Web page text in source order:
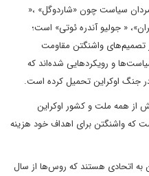
سیاست چون «شاردوگل» ،«
« جولیو آندره ئوتی» است؛
تصمیم‌های واشنگتن مقاومت
و رویکردهایی شده‌اند که
جنگ اوکراین تحمیل کرده است.
از همه ملت و کشور اوکراین
که واشنگتن برای اهداف خود هزینه
به اتحادی هستند که روس‌ها از سال